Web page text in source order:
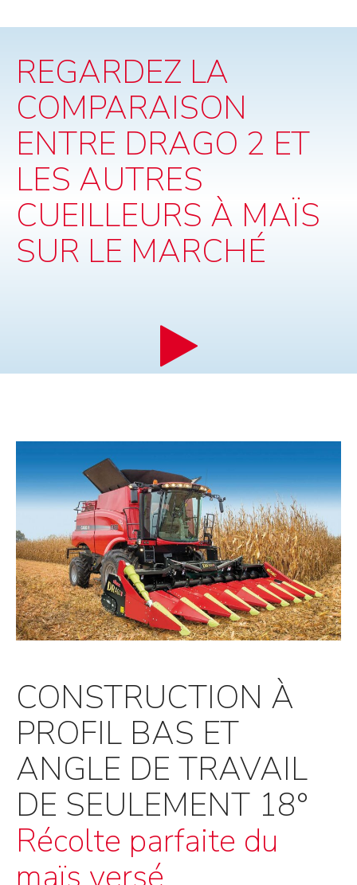
REGARDEZ LA
COMPARAISON
ENTRE DRAGO 2 ET
LES AUTRES
CUEILLEURS À MAÏS
SUR LE MARCHÉ
CONSTRUCTION À
PROFIL BAS ET
ANGLE DE TRAVAIL
DE SEULEMENT 18°
Récolte parfaite du